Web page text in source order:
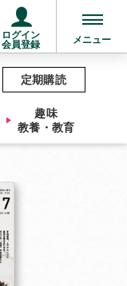
ログイン
会員登録
メニュー
趣味
教養・教育
定期購読